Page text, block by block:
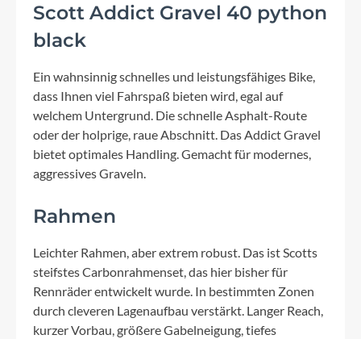
Scott Addict Gravel 40 python
black
Ein wahnsinnig schnelles und leistungsfähiges Bike,
dass Ihnen viel Fahrspaß bieten wird, egal auf
welchem Untergrund. Die schnelle Asphalt-Route
oder der holprige, raue Abschnitt. Das Addict Gravel
bietet optimales Handling. Gemacht für modernes,
aggressives Graveln.
Rahmen
Leichter Rahmen, aber extrem robust. Das ist Scotts
steifstes Carbonrahmenset, das hier bisher für
Rennräder entwickelt wurde. In bestimmten Zonen
durch cleveren Lagenaufbau verstärkt. Langer Reach,
kurzer Vorbau, größere Gabelneigung, tiefes